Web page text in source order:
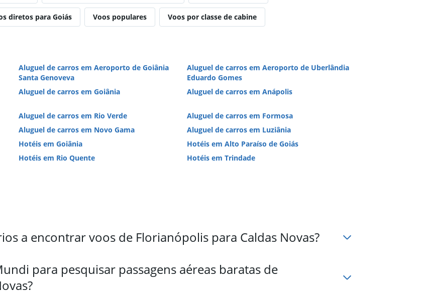
diretos para Goiás Voos populares Voos por classe de cabine
Aluguel de carros em Aeroporto de Goiânia
Santa Genoveva
Aluguel de carros em Aeroporto de Uberlândia
Eduardo Gomes
Aluguel de carros em Goiânia Aluguel de carros em Anápolis
Aluguel de carros em Rio Verde
Aluguel de carros em Formosa
Aluguel de carros em Novo Gama
Aluguel de carros em Luziânia
Hotéis em Goiânia
Hotéis em Alto Paraíso de Goiás
Hotéis em Rio Quente Hotéis em Trindade
a encontrar voos de Florianópolis para Caldas Novas?
para pesquisar passagens aéreas baratas de